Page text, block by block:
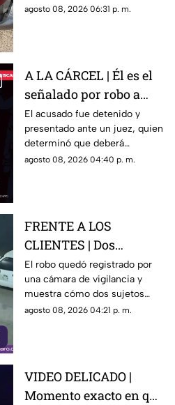
sin vida, además de una
agosto 08, 2026 06:31 p. m.
A LA CÁRCEL | Él es el
señalado por robo a
una casa en Santa Rosa
Jáuregui
El acusado fue detenido y
presentado ante un juez, quien
determinó que deberá
permanecer en prisión
agosto 08, 2026 04:40 p. m.
FRENTE A LOS
CLIENTES | Dos
hombres enc4ñonan a
conductor y se llevan
su camioneta
El robo quedó registrado por
una cámara de vigilancia y
muestra cómo dos sujetos
obligaron a un conductor y a
agosto 08, 2026 04:21 p. m.
VIDEO DELICADO |
Momento exacto en que